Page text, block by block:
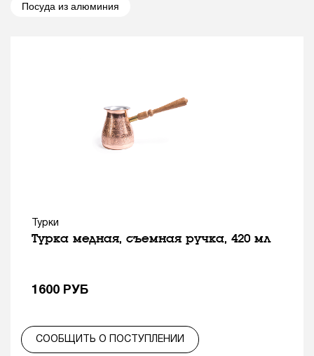
Посуда из алюминия
Турки
Турка медная, съемная ручка, 420 мл
1600 РУБ
СООБЩИТЬ О ПОСТУПЛЕНИИ